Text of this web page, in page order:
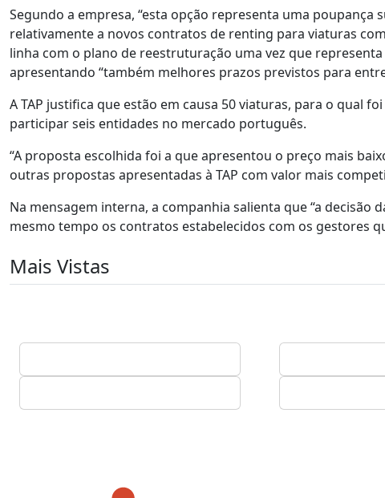
Segundo a empresa, “esta opção representa uma
relativamente a novos contratos de renting para viaturas
linha com o plano de reestruturação uma vez que
apresentando “também melhores prazos previstos para
A TAP justifica que estão em causa 50 viaturas, para o qual
participar seis entidades no mercado português.
“A proposta escolhida foi a que apresentou o preço mais
outras propostas apresentadas à TAP com valor mais
Na mensagem interna, a companhia salienta que “a
mesmo tempo os contratos estabelecidos com os gestores
Mais Vistas